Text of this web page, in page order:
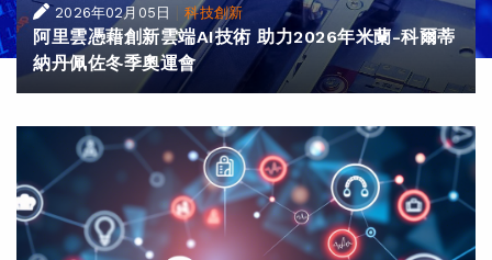
2026年02月05日 |科技創新
阿里雲憑藉創新雲端AI技術 助力2026年米蘭-科爾蒂
納丹佩佐冬季奧運會